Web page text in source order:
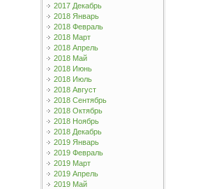
2017 Декабрь
2018 Январь
2018 Февраль
2018 Март
2018 Апрель
2018 Май
2018 Июнь
2018 Июль
2018 Август
2018 Сентябрь
2018 Октябрь
2018 Ноябрь
2018 Декабрь
2019 Январь
2019 Февраль
2019 Март
2019 Апрель
2019 Май